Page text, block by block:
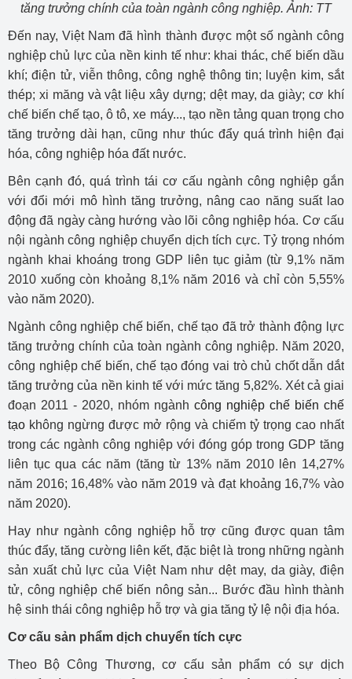
tăng trưởng chính của toàn ngành công nghiệp. Ảnh: TT
Đến nay, Việt Nam đã hình thành được một số ngành công
nghiệp chủ lực của nền kinh tế như: khai thác, chế biến dầu
khí; điện tử, viễn thông, công nghệ thông tin; luyện kim, sắt
thép; xi măng và vật liệu xây dựng; dệt may, da giày; cơ khí
chế biến chế tạo, ô tô, xe máy..., tạo nền tảng quan trọng cho
tăng trưởng dài hạn, cũng như thúc đẩy quá trình hiện đại
hóa, công nghiệp hóa đất nước.
Bên cạnh đó, quá trình tái cơ cấu ngành công nghiệp gắn
với đổi mới mô hình tăng trưởng, nâng cao năng suất lao
động đã ngày càng hướng vào lõi công nghiệp hóa. Cơ cấu
nội ngành công nghiệp chuyển dịch tích cực. Tỷ trọng nhóm
ngành khai khoáng trong GDP liên tục giảm (từ 9,1% năm
2010 xuống còn khoảng 8,1% năm 2016 và chỉ còn 5,55%
vào năm 2020).
Ngành công nghiệp chế biến, chế tạo đã trở thành động lực
tăng trưởng chính của toàn ngành công nghiệp. Năm 2020,
công nghiệp chế biến, chế tạo đóng vai trò chủ chốt dẫn dắt
tăng trưởng của nền kinh tế với mức tăng 5,82%. Xét cả giai
đoạn 2011 - 2020, nhóm ngành công nghiệp chế biến chế
tạo không ngừng được mở rộng và chiếm tỷ trọng cao nhất
trong các ngành công nghiệp với đóng góp trong GDP tăng
liên tục qua các năm (tăng từ 13% năm 2010 lên 14,27%
năm 2016; 16,48% vào năm 2019 và đạt khoảng 16,7% vào
năm 2020).
Hay như ngành công nghiệp hỗ trợ cũng được quan tâm
thúc đẩy, tăng cường liên kết, đặc biệt là trong những ngành
sản xuất chủ lực của Việt Nam như dệt may, da giày, điện
tử, công nghiệp chế biến nông sản... Bước đầu hình thành
hệ sinh thái công nghiệp hỗ trợ và gia tăng tỷ lệ nội địa hóa.
Cơ cấu sản phẩm dịch chuyển tích cực
Theo Bộ Công Thương, cơ cấu sản phẩm có sự dịch